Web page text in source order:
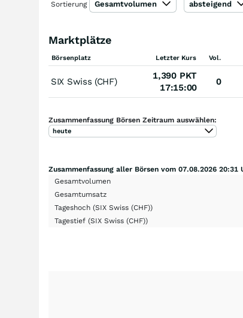
Sortierung Gesamtvolumen absteigend
Marktplätze
Börsenplatz Letzter Kurs Vol.
SIX Swiss (CHF)
1,390 PKT
17:15:00
0
Zusammenfassung Börsen Zeitraum auswählen:
heute
Zusammenfassung aller Börsen vom 07.08.2026 20:31
Gesamtvolumen
Gesamtumsatz
Tageshoch (SIX Swiss (CHF))
Tagestief (SIX Swiss (CHF))